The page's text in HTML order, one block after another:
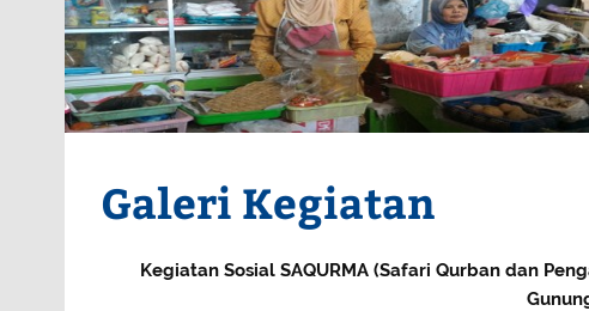
Galeri Kegiatan
Kegiatan Sosial SAQURMA (Safari Qurban dan